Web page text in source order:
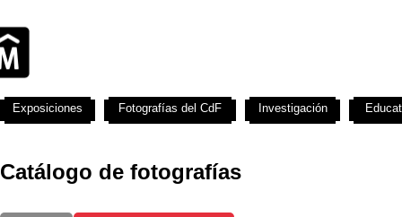
Catálogo de fotografías
Exposiciones Fotografías del CdF Investigación